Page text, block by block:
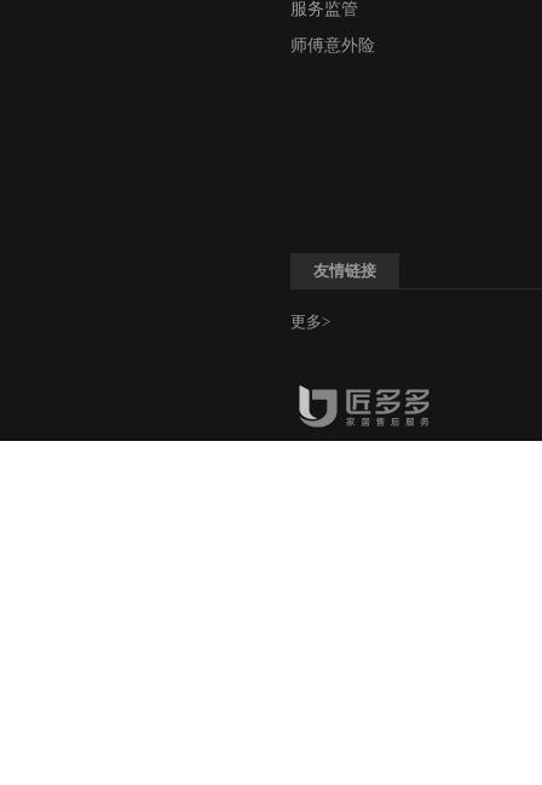
服务监管
师傅意外险
友情链接
更多>